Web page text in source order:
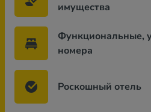
имущества
Функциональные,
номера
Роскошный отель